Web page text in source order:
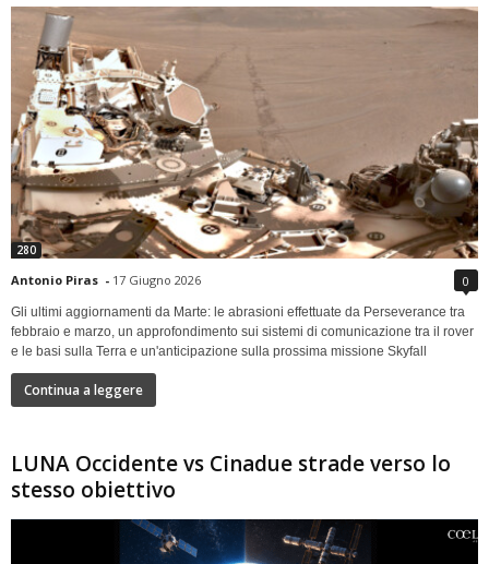
280
Antonio Piras - 17 Giugno 2026 0
Gli ultimi aggiornamenti da Marte: le abrasioni effettuate da Perseverance tra
febbraio e marzo, un approfondimento sui sistemi di comunicazione tra il rover
e le basi sulla Terra e un'anticipazione sulla prossima missione Skyfall
Continua a leggere
LUNA Occidente vs Cinadue strade verso lo
stesso obiettivo